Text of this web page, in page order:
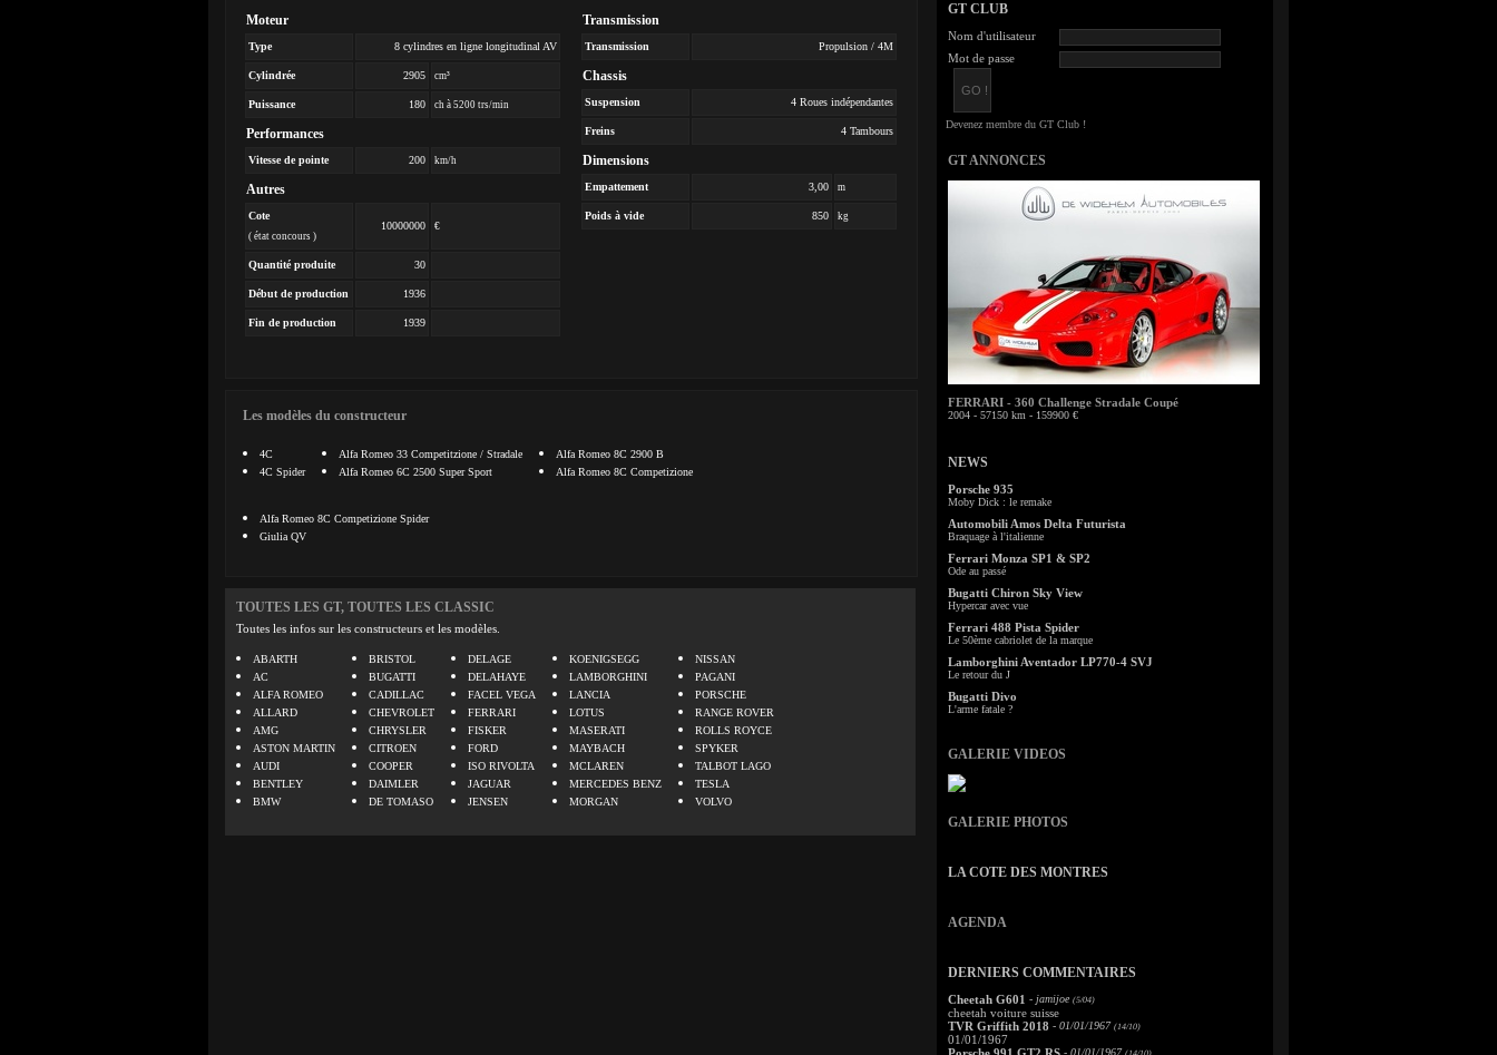
Moteur
Type 8 cylindres en ligne longitudinal AV
Cylindrée 2905 cm³
Puissance 180 ch à 5200 trs/min
Performances
Vitesse de pointe 200 km/h
Autres
Cote
( état concours )
10000000 €
Quantité produite 30
Début de production 1936
Fin de production 1939
Transmission
Transmission Propulsion / 4M
Chassis
Suspension 4 Roues indépendantes
Freins 4 Tambours
Dimensions
Empattement 3,00 m
Poids à vide 850 kg
Les modèles du constructeur
4C
4C Spider
Alfa Romeo 33 Competitzione / Stradale
Alfa Romeo 6C 2500 Super Sport
Alfa Romeo 8C 2900 B
Alfa Romeo 8C Competizione
Alfa Romeo 8C Competizione Spider
Giulia QV
TOUTES LES GT, TOUTES LES CLASSIC
Toutes les infos sur les constructeurs et les modèles.
ABARTH
AC
ALFA ROMEO
ALLARD
AMG
ASTON MARTIN
AUDI
BENTLEY
BMW
BRISTOL
BUGATTI
CADILLAC
CHEVROLET
CHRYSLER
CITROEN
COOPER
DAIMLER
DE TOMASO
DELAGE
DELAHAYE
FACEL VEGA
FERRARI
FISKER
FORD
ISO RIVOLTA
JAGUAR
JENSEN
KOENIGSEGG
LAMBORGHINI
LANCIA
LOTUS
MASERATI
MAYBACH
MCLAREN
MERCEDES BENZ
MORGAN
NISSAN
PAGANI
PORSCHE
RANGE ROVER
ROLLS ROYCE
SPYKER
TALBOT LAGO
TESLA
VOLVO
GT CLUB
Nom d'utilisateur
Mot de passe
GT ANNONCES
FERRARI - 360 Challenge Stradale Coupé
2004 - 57150 km - 159900 €
NEWS
Porsche 935
Moby Dick : le remake
Automobili Amos Delta Futurista
Braquage à l'italienne
Ferrari Monza SP1 & SP2
Ode au passé
Bugatti Chiron Sky View
Hypercar avec vue
Ferrari 488 Pista Spider
Le 50ème cabriolet de la marque
Lamborghini Aventador LP770-4 SVJ
Le retour du J
Bugatti Divo
L'arme fatale ?
GALERIE VIDEOS
GALERIE PHOTOS
LA COTE DES MONTRES
AGENDA
DERNIERS COMMENTAIRES
Cheetah G601 - jamijoe (5/04)
cheetah voiture suisse
TVR Griffith 2018 - 01/01/1967 (14/10)
01/01/1967
- 01/01/1967